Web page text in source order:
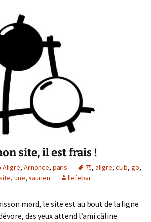
site, il est frais !
Aligre, Annonce, paris 75, aligre, club, go,
site, une, vaurien llefebvr
mord, le site est au bout de la ligne
des yeux attend l’ami câline